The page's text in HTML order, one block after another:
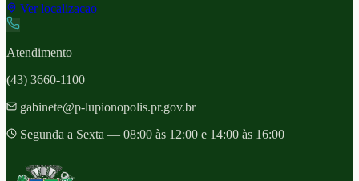
Ver localizacao
Atendimento
(43) 3660-1100
gabinete@p-lupionopolis.pr.gov.br
Segunda a Sexta — 08:00 às 12:00 e 14:00 às 16:00